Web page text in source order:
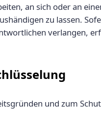
an sich oder an
zu lassen.
verlangen,
und zum